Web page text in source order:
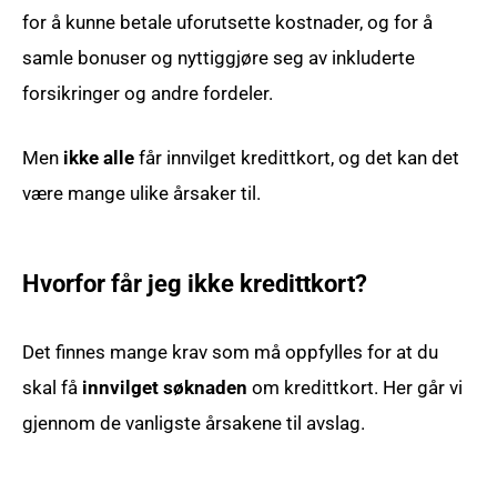
for å kunne betale uforutsette kostnader, og for å
samle bonuser og nyttiggjøre seg av inkluderte
forsikringer og andre fordeler.
Men ikke allefår innvilget kredittkort, og det kan det
være mange ulike årsaker til.
Hvorfor får jeg ikke kredittkort?
Det finnes mange krav som må oppfylles for at du
skal få innvilget søknaden om kredittkort. Her går vi
gjennom de vanligste årsakene til avslag.